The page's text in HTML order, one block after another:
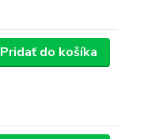
Pridať do košíka